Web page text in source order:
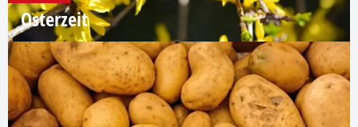
Osterzeit